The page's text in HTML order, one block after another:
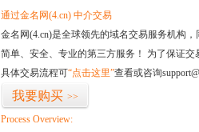
通过金名网(4.cn) 中介交易
金名网(4.cn)是全球领先的域名交易服务机构
简单、安全、专业的第三方服务！ 为了保证
具体交易流程可“点击这里”查看或咨询
我要购买 >>
Process Overview: